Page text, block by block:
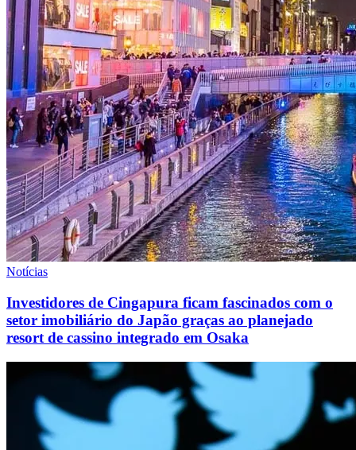
Notícias
Investidores de Cingapura ficam fascinados com o
setor imobiliário do Japão graças ao planejado
resort de cassino integrado em Osaka